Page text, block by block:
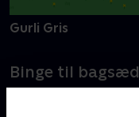
Gurli Gris
Binge til